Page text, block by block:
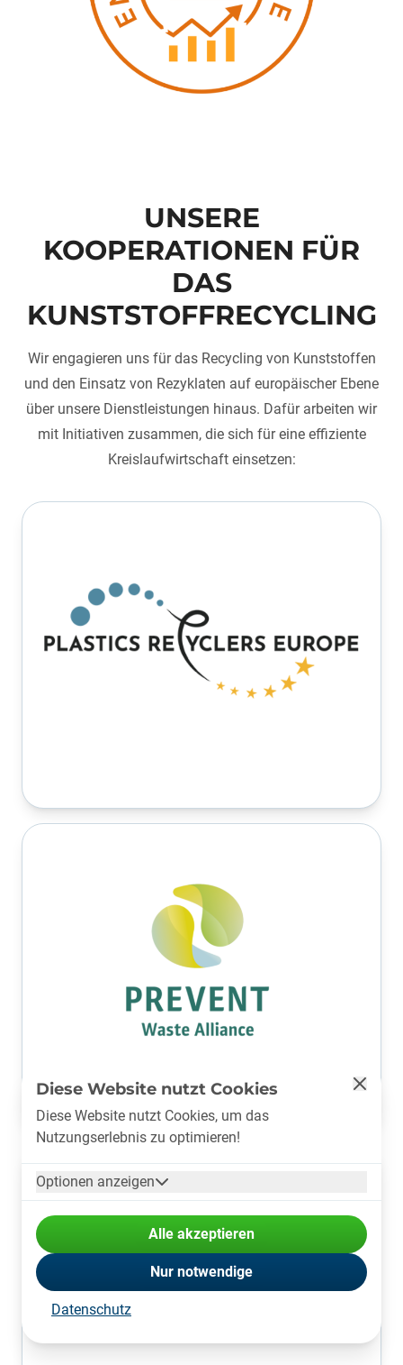
Diese Website nutzt Cookies
Diese Website nutzt Cookies, um das
Nutzungserlebnis zu optimieren!
Optionen anzeigen
Alle akzeptieren
Nur notwendige
Datenschutz
UNSERE
KOOPERATIONEN FÜR
DAS
KUNSTSTOFFRECYCLING
Wir engagieren uns für das Recycling von Kunststoffen
und den Einsatz von Rezyklaten auf europäischer Ebene
über unsere Dienstleistungen hinaus. Dafür arbeiten wir
mit Initiativen zusammen, die sich für eine effiziente
Kreislaufwirtschaft einsetzen: